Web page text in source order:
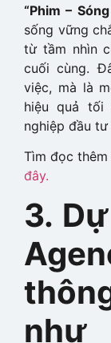
“Phim – Sóng
sống vững
từ tầm nhìn
cuối cùng.
việc, mà là
hiệu quả tối
nghiệp đầu
Tìm đọc
đây.
3.
như